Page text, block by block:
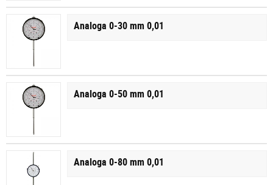
Analoga 0-30 mm 0,01
Analoga 0-50 mm 0,01
Analoga 0-80 mm 0,01